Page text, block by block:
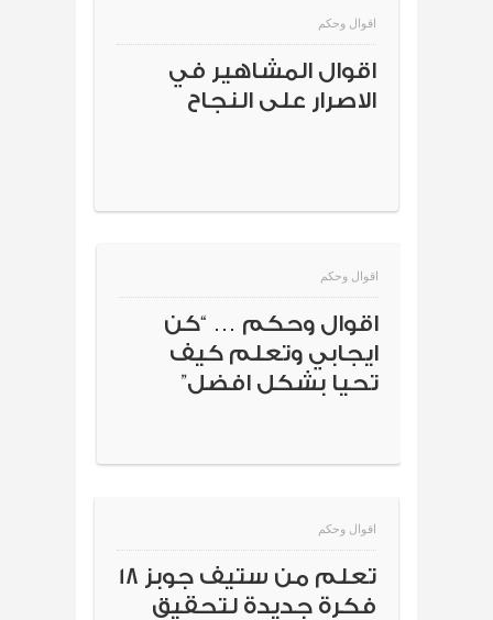
اقوال وحكم
اقوال المشاهير في
الاصرار على النجاح
اقوال وحكم
اقوال وحكم … “كن
ايجابي وتعلم كيف
تحيا بشكل افضل”
اقوال وحكم
تعلم من ستيف جوبز 18
فكرة جديدة لتحقيق